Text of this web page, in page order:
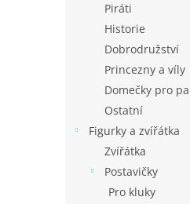
Piráti
Historie
Dobrodružství
Princezny a víly
Domečky pro
Ostatní
Figurky a zvířátka
Zvířátka
Postavičky
Pro kluky